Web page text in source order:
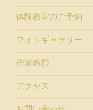
体験教室のご予約
フォトギャラリー
作家略歴
アクセス